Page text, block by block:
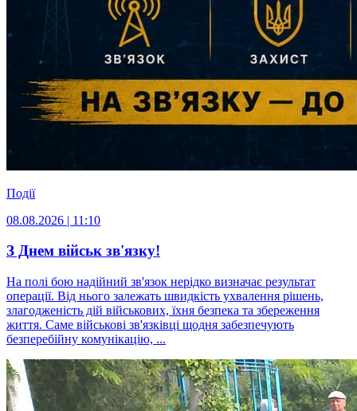
Події
08.08.2026 | 11:10
З Днем військ зв'язку!
На полі бою надійний зв'язок нерідко визначає результат
операції. Від нього залежать швидкість ухвалення рішень,
злагодженість дій військових, їхня безпека та збереження
життя. Саме військові зв'язківці щодня забезпечують
безперебійну комунікацію, ...